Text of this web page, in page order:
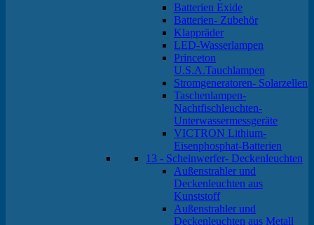
Batterien Exide
Batterien- Zubehör
Klappräder
LED-Wasserlampen
Princeton
U.S.A.Tauchlampen
Stromgeneratoren- Solarzellen
Taschenlampen-
Nachtfischleuchten-
Unterwassermessgeräte
VICTRON Lithium-
Eisenphosphat-Batterien
13 - Scheinwerfer- Deckenleuchten
Außenstrahler und
Deckenleuchten aus
Kunststoff
Außenstrahler und
Deckenleuchten aus Metall